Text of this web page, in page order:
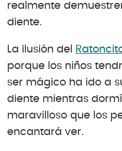
realmente
diente.
La ilusión del
porque los niños
ser mágico ha ido a
diente mientras
maravilloso que los
encantará ver.